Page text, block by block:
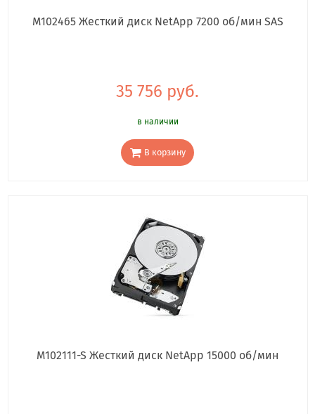
M102465 Жесткий диск NetApp 7200 об/мин SAS
35 756 руб.
в наличии
В корзину
M102111-S Жесткий диск NetApp 15000 об/мин